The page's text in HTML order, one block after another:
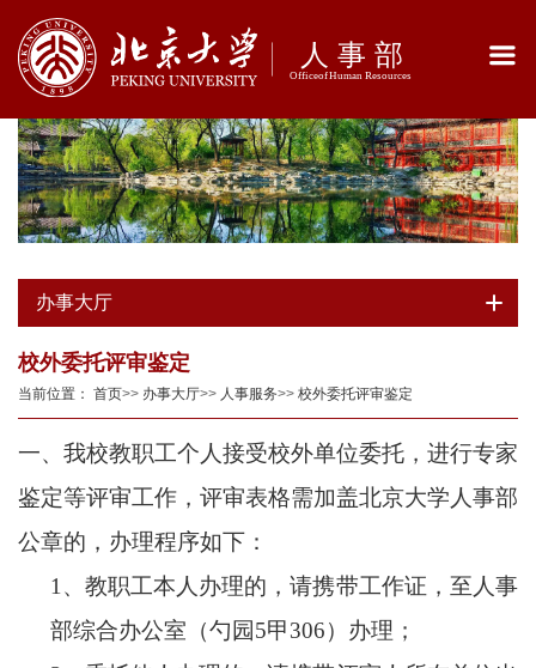
办事大厅
校外委托评审鉴定
当前位置： 首页>> 办事大厅>> 人事服务>> 校外委托评审鉴定
一、我校教职工个人接受校外单位委托，进行专家
鉴定等评审工作，评审表格需加盖北京大学人事部
公章的，办理程序如下：
1、教职工本人办理的，请携带工作证，至人事
部综合办公室（勺园5甲306）办理；